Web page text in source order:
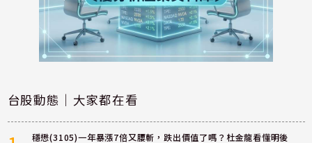
台股動態｜大家都在看
穩懋(3105)一年暴漲7倍又腰斬，跌出價值了嗎？杜金龍看懂明後